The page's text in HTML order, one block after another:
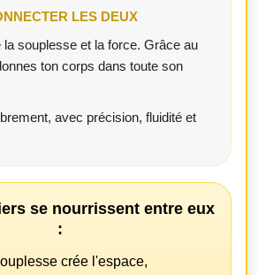
LES DEUX
la souplesse et la force. Grâce au
ton corps dans toute son
avec précision, fluidité et
se nourrissent entre eux
:
crée l'espace,